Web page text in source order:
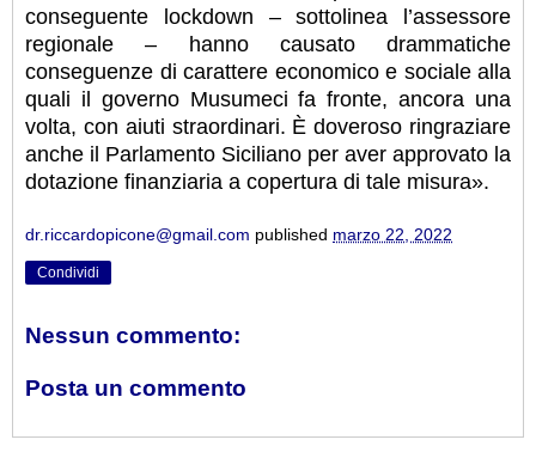
conseguente lockdown – sottolinea l’assessore
regionale – hanno causato drammatiche
conseguenze di carattere economico e sociale alla
quali il governo Musumeci fa fronte, ancora una
volta, con aiuti straordinari. È doveroso ringraziare
anche il Parlamento Siciliano per aver approvato la
dotazione finanziaria a copertura di tale misura».
dr.riccardopicone@gmail.com published marzo 22, 2022
Condividi
Nessun commento:
Posta un commento